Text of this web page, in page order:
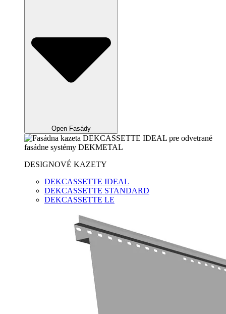
Open Fasády
DESIGNOVÉ KAZETY
DEKCASSETTE IDEAL
DEKCASSETTE STANDARD
DEKCASSETTE LE